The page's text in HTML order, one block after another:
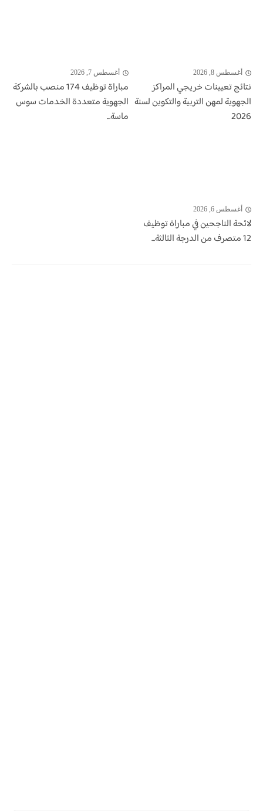
أغسطس 8, 2026
نتائج تعيينات خريجي المراكز
الجهوية لمهن التربية والتكوين لسنة
2026
أغسطس 7, 2026
مباراة توظيف 174 منصب بالشركة
الجهوية متعددة الخدمات سوس
ماسة...
أغسطس 6, 2026
لائحة الناجحين في مباراة توظيف
12 متصرف من الدرجة الثالثة...